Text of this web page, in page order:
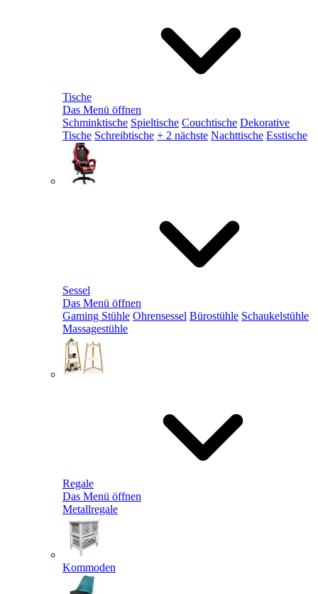
Tische
Das Menü öffnen
Schminktische Spieltische Couchtische Dekorative
Tische Schreibtische + 2 nächste Nachttische Esstische
Sessel
Das Menü öffnen
Gaming Stühle Ohrensessel Bürostühle Schaukelstühle
Massagestühle
Regale
Das Menü öffnen
Metallregale
Kommoden